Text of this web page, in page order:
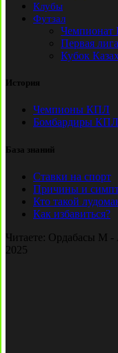
Клубы
Футзал
Чемпионат
Первая лига
Кубок
История
Чемпионы КПЛ
Бомбардиры КПЛ
База знаний
Ставки на спорт
Причины и
Кто такой
Как избавиться?
Читаете: Ордабасы М -
2025